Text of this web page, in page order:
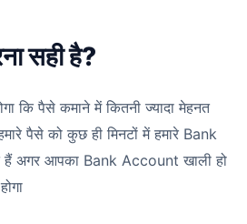
सही है?
कि पैसे कमाने में कितनी ज्यादा मेहनत
पैसे को कुछ ही मिनटों में हमारे Bank
अगर आपका Bank Account खाली हो